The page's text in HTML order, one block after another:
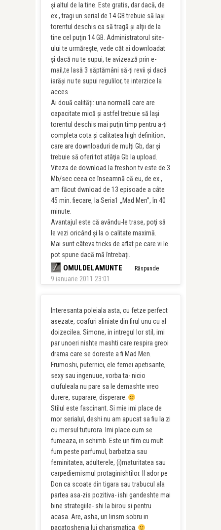
şi altul de la tine. Este gratis, dar dacă, de
ex., tragi un serial de 14 GB trebuie să laşi
torentul deschis ca să tragă şi alţii de la
tine cel puţin 14 GB. Administratorul site-
ului te urmăreşte, vede căt ai downloadat
şi dacă nu te supui, te avizează prin e-
mail,te lasă 3 săptămâni să-ţi revii şi dacă
iarăşi nu te supui regulilor, te interzice la
acces.
Ai două calităţi: una normală care are
capacitate mică şi astfel trebuie să laşi
torentul deschis mai puţin timp pentru a-ţi
completa cota şi calitatea high definition,
care are downloaduri de mulţi Gb, dar şi
trebuie să oferi tot atâţia Gb la upload.
Viteza de download la freshon.tv este de 3
Mb/sec ceea ce înseamnă că eu, de ex.,
am făcut dwnload de 13 episoade a câte
45 min. fiecare, la Seria1 „Mad Men”, în 40
minute.
Avantajul este că avându-le trase, poţi să
le vezi oricând şi la o calitate maximă.
Mai sunt câteva tricks de aflat pe care vi le
pot spune dacă mă întrebaţi.
OMULDELAMUNTE
9 ianuarie 2011 23:01
Răspunde
Interesanta poleiala asta, cu fetze perfect
asezate, coafuri aliniate din firul unu cu al
doizecilea. Simone, in intregul lor stil, imi
par unoeri nishte mashti care respira greoi
drama care se doreste a fi Mad Men.
Frumoshi, puternici, ele femei apetisante,
sexy sau ingenuue, vorba ta- nicio
ciufuleala nu pare sa le demashte vreo
durere, suparare, disperare.
Stilul este fascinant. Si mie imi place de
mor serialul, deshi nu am apucat sa fiu la zi
cu mersul tuturora. Imi place cum se
fumeaza, in schimb. Este un film cu mult
fum peste parfumul, barbatzia sau
feminitatea, adulterele, (i)maturitatea sau
carpediemismul protaginishtilor. Il ador pe
Don ca scoate din tigara sau trabucul ala
partea asa-zis pozitiva- ishi gandeshte mai
bine strategiile- shi la birou si pentru
acasa. Are, asha, un lirism sobru in
pacatoshenia lui charismatica.